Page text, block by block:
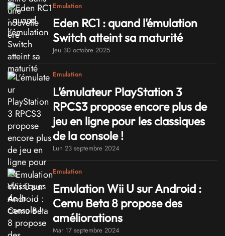
Emulation
Eden RC1 : quand l'émulation
Switch atteint sa maturité
Jeu 30 octobre 2025
Emulation
L'émulateur PlayStation 3
RPCS3 propose encore plus de
jeu en ligne pour les classiques
de la console !
Lun 23 septembre 2024
Emulation
Emulation Wii U sur Android :
Cemu Beta 8 propose des
améliorations
Mar 17 septembre 2024